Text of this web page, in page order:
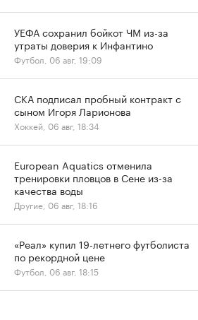
УЕФА сохранил бойкот ЧМ из-за
утраты доверия к Инфантино
Футбол, 06 авг, 19:09
СКА подписал пробный контракт с
сыном Игоря Ларионова
Хоккей, 06 авг, 18:34
European Aquatics отменила
тренировки пловцов в Сене из-за
качества воды
Другие, 06 авг, 18:16
«Реал» купил 19-летнего футболиста
по рекордной цене
Футбол, 06 авг, 18:15